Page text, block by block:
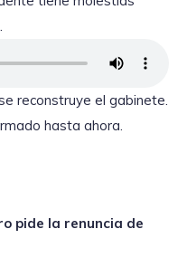
reconstruye el gabinete.
hasta ahora.
pide la renuncia de